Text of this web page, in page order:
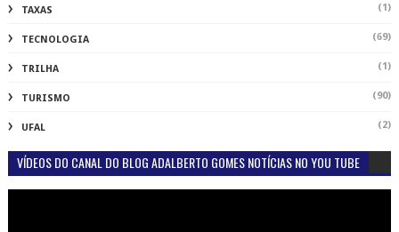
TAXAS (1)
TECNOLOGIA (69)
TRILHA (1)
TURISMO (90)
UFAL (2)
VÍDEOS DO CANAL DO BLOG ADALBERTO GOMES NOTÍCIAS NO YOU TUBE